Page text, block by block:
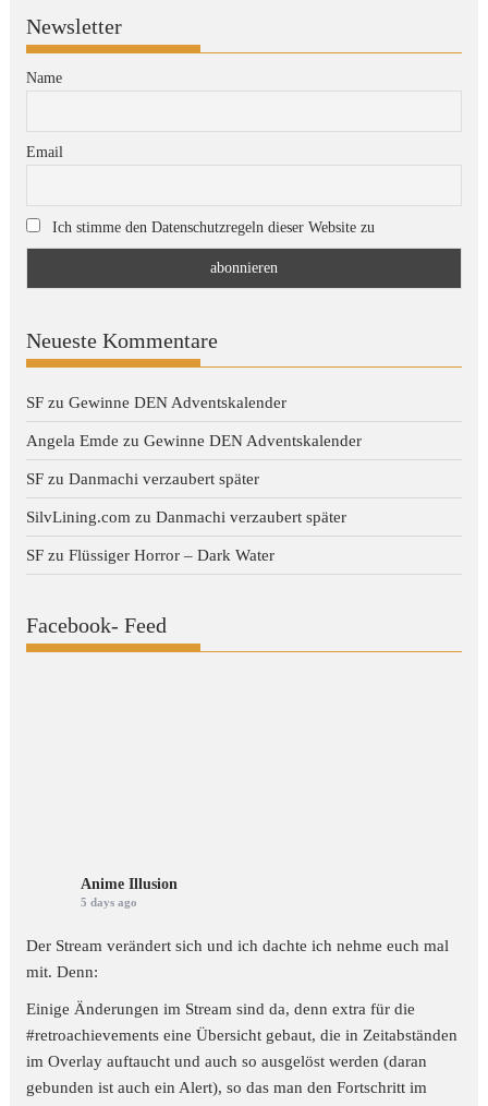
Newsletter
Name
Email
Ich stimme den Datenschutzregeln dieser Website zu
Neueste Kommentare
SF zuGewinne DEN Adventskalender
Angela Emde zuGewinne DEN Adventskalender
SF zuDanmachi verzaubert später
SilvLining.com zuDanmachi verzaubert später
SF zuFlüssiger Horror – Dark Water
Facebook- Feed
Anime Illusion
5 days ago
Der Stream verändert sich und ich dachte ich nehme euch mal
mit. Denn:
Einige Änderungen im Stream sind da, denn extra für die
#retroachievements eine Übersicht gebaut, die in Zeitabständen
im Overlay auftaucht und auch so ausgelöst werden (daran
gebunden ist auch ein Alert), so das man den Fortschritt im